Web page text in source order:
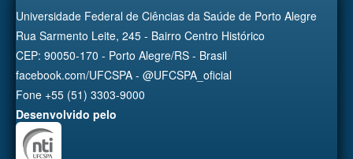
Universidade Federal de Ciências da Saúde de Porto Alegre
Rua Sarmento Leite, 245 - Bairro Centro Histórico
CEP: 90050-170 - Porto Alegre/RS - Brasil
facebook.com/UFCSPA - @UFCSPA_oficial
Fone +55 (51) 3303-9000
Desenvolvido pelo